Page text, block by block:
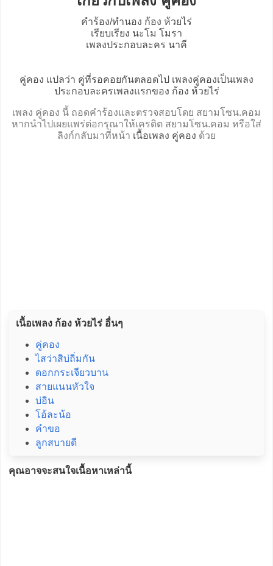
คำร้อง/ทำนอง ก้อง ห้วยไร่
เรียบเรียง นะโม โมรา
เพลงประกอบละคร นาคี
คู่คอง แปลว่า คู่ที่รอคอยกันตลอดไป เพลงคู่คองเป็นเพลง
ประกอบละครเพลงแรกของ ก้อง ห้วยไร่
เพลง คู่คอง นี้ ถอดคำร้องและตรวจสอบโดย สยามโซน.คอม
หากนำไปเผยแพร่ต่อกรุณาให้เครดิต สยามโซน.คอม หรือใส่
ลิงก์กลับมาที่หน้า เนื้อเพลง คู่คอง ด้วย
เนื้อเพลง ก้อง ห้วยไร่ อื่นๆ
คู่คอง
ไสว่าสิบ่ถิ่มกัน
ดอกกระเจียวบาน
สายแนนหัวใจ
บ่อิน
โอ้ละน้อ
คำขอ
ลูกสบายดี
คุณอาจจะสนใจเนื้อหาเหล่านี้